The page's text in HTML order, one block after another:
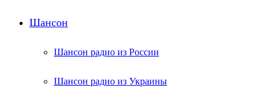
Шансон
Шансон радио из России
Шансон радио из Украины